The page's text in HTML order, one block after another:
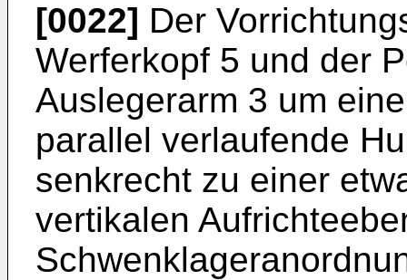
[0022] Der
Werferkopf 5 und der
Auslegerarm 3 um
parallel verlaufende
senkrecht zu einer
vertikalen